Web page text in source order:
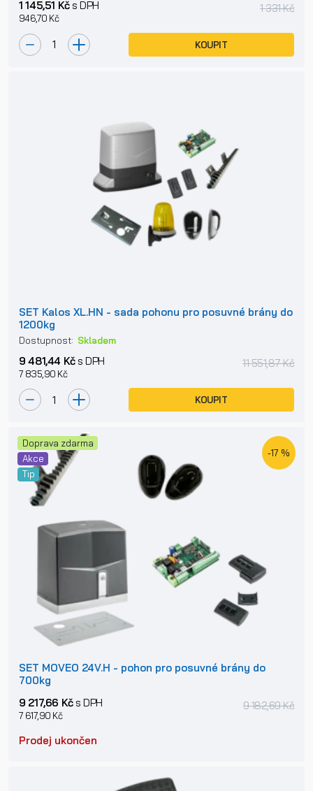
1 145,51 Kčs DPH
946,70 Kč
1 331 Kč
KOUPIT
SET Kalos XL.HN - sada pohonu pro posuvné brány do
1200kg
Dostupnost: Skladem
9 481,44 Kčs DPH
7 835,90 Kč
11 551,87 Kč
KOUPIT
Doprava zdarma
Akce
Tip
-17 %
SET MOVEO 24V.H - pohon pro posuvné brány do
700kg
9 217,66 Kčs DPH
7 617,90 Kč
9 182,69 Kč
Prodej ukončen